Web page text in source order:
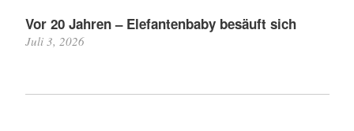
Vor 20 Jahren – Elefantenbaby besäuft sich
Juli 3, 2026